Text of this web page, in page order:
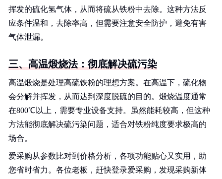
挥发的硫化氢气体，从而将硫从铁粉中去除。这种方法反
应条件温和，去除率高，但需要注意安全防护，避免有害
气体泄漏。
三、高温煅烧法：彻底解决硫污染
高温煅烧是处理高硫铁粉的理想方案。在高温下，硫化物
会分解并挥发，从而达到深度脱硫的目的。煅烧温度通常
在800℃以上，需要专业设备支持。虽然能耗较高，但这种
方法能彻底解决硫污染问题，适合对铁粉纯度要求极高的
场合。
爱采购从参数比对到价格分析，各项功能贴心又实用，助
您省时省力。各位老板，赶快登录爱采购，发现采购新体